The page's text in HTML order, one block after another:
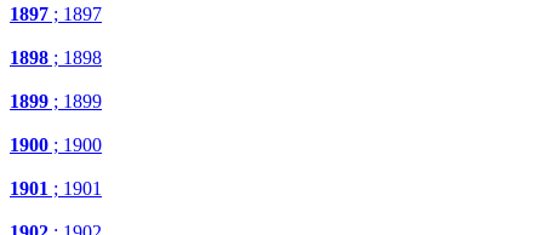
1897 ; 1897
1898 ; 1898
1899 ; 1899
1900 ; 1900
1901 ; 1901